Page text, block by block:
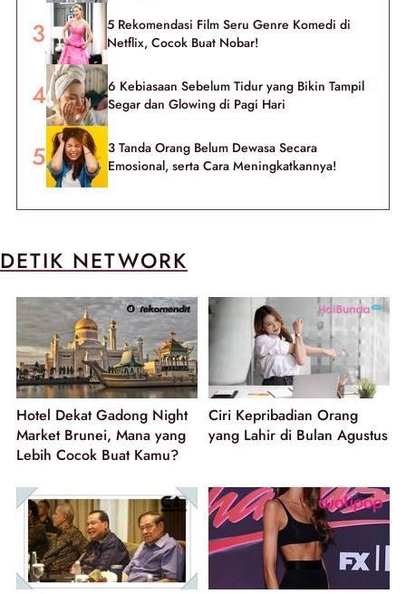
5 Rekomendasi Film Seru Genre Komedi di
Netflix, Cocok Buat Nobar!
6 Kebiasaan Sebelum Tidur yang Bikin Tampil
Segar dan Glowing di Pagi Hari
3 Tanda Orang Belum Dewasa Secara
Emosional, serta Cara Meningkatkannya!
DETIK NETWORK
Hotel Dekat Gadong Night
Market Brunei, Mana yang
Lebih Cocok Buat Kamu?
Ciri Kepribadian Orang
yang Lahir di Bulan Agustus